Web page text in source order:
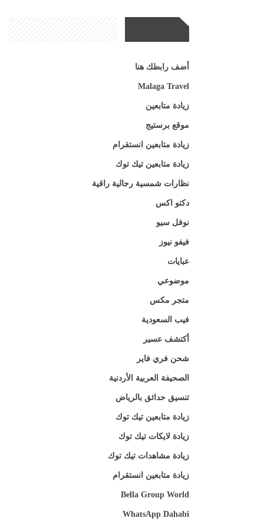
أضف رابطك هنا
Malaga Travel
زيادة متابعين
موقع برستيج
زيادة متابعين انستقرام
زيادة متابعين تيك توك
نظارات شمسية رجالية راقية
دكتو اكس
نوفل سيو
فيفو نيوز
عبايات
موضوعي
متجر مكس
فيب السعودية
أكتشف عسير
شحن فري فاير
الصحيفة العربية الأردنية
تنسيق حدائق بالرياض
زيادة متابعين تيك توك
زيادة لايكات تيك توك
زيادة مشاهدات تيك توك
زيادة متابعين انستقرام
Bella Group World
WhatsApp Dahabi